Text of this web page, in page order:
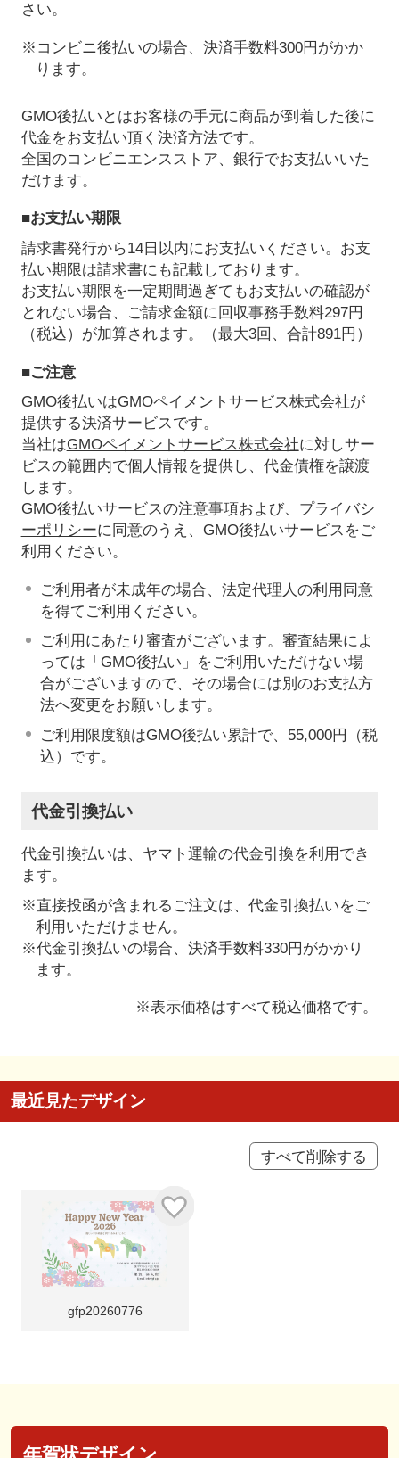
さい。
※コンビニ後払いの場合、決済手数料300円がかか
ります。
GMO後払いとはお客様の手元に商品が到着した後に
代金をお支払い頂く決済方法です。
全国のコンビニエンスストア、銀行でお支払いいた
だけます。
■お支払い期限
請求書発行から14日以内にお支払いください。お支
払い期限は請求書にも記載しております。
お支払い期限を一定期間過ぎてもお支払いの確認が
とれない場合、ご請求金額に回収事務手数料297円
（税込）が加算されます。（最大3回、合計891円）
■ご注意
GMO後払いはGMOペイメントサービス株式会社が
提供する決済サービスです。
当社はGMOペイメントサービス株式会社に対しサー
ビスの範囲内で個人情報を提供し、代金債権を譲渡
します。
GMO後払いサービスの注意事項および、 プライバシ
ーポリシーに同意のうえ、GMO後払いサービスをご
利用ください。
ご利用者が未成年の場合、法定代理人の利用同意
を得てご利用ください。
ご利用にあたり審査がございます。審査結果によ
っては「GMO後払い」をご利用いただけない場
合がございますので、その場合には別のお支払方
法へ変更をお願いします。
ご利用限度額はGMO後払い累計で、55,000円（税
込）です。
代金引換払い
代金引換払いは、ヤマト運輸の代金引換を利用でき
ます。
※直接投函が含まれるご注文は、代金引換払いをご
利用いただけません。
※代金引換払いの場合、決済手数料330円がかかり
ます。
※表示価格はすべて税込価格です。
最近見たデザイン
すべて削除する
gfp20260776
年賀状デザイン